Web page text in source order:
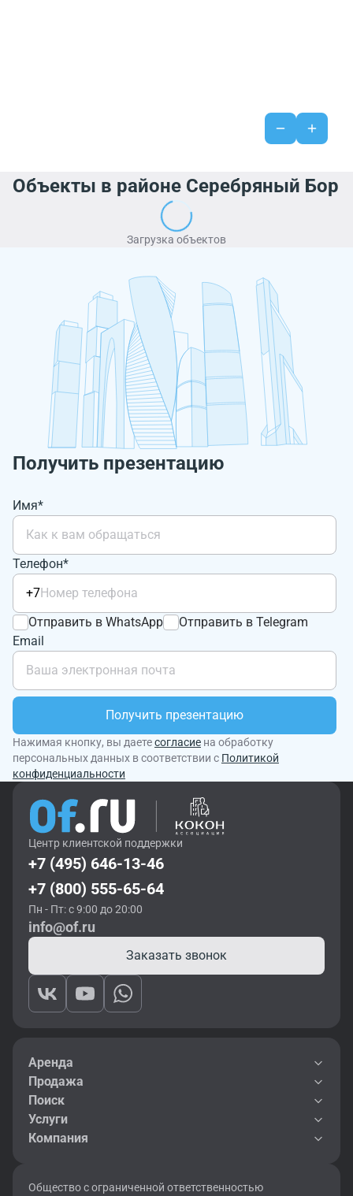
Объекты в районе Серебряный Бор
Загрузка объектов
Получить презентацию
Имя*
Телефон*
+7
Отправить в WhatsApp
Отправить в Telegram
Email
Получить презентацию
Нажимая кнопку, вы даетесогласие на обработку
персональных данных в соответствии с Политикой
конфиденциальности
Центр клиентской поддержки
+7 (495) 646-13-46
+7 (800) 555-65-64
Пн - Пт: с 9:00 до 20:00
info@of.ru
Заказать звонок
Аренда
Продажа
Поиск
Услуги
Компания
Общество с ограниченной ответственностью